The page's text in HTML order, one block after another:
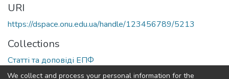
URI
https://dspace.onu.edu.ua/handle/123456789/5213
Collections
Статті та доповіді ЕПФ
We collect and process your personal information for the